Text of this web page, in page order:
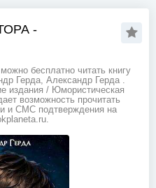
-
бесплатно читать книгу
Герда, Александр Герда .
издания / Юмористическая
возможность прочитать
и СМС подтверждения на